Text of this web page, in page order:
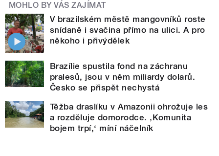
MOHLO BY VÁS ZAJÍMAT
V brazilském městě mangovníků roste
snídaně i svačina přímo na ulici. A pro
někoho i přivýdělek
Brazílie spustila fond na záchranu
pralesů, jsou v něm miliardy dolarů.
Česko se přispět nechystá
Těžba draslíku v Amazonii ohrožuje les
a rozděluje domorodce. ‚Komunita
bojem trpí,‘ míní náčelník